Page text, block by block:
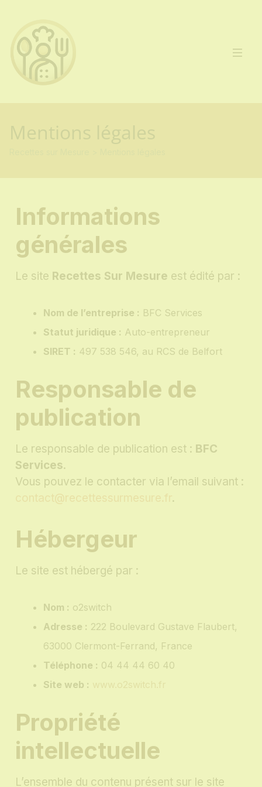
Mentions légales
Informations
générales
Le site Recettes Sur Mesure est édité par :
Nom de l’entreprise : BFC Services
Statut juridique : Auto-entrepreneur
SIRET : 497 538 546, au RCS de Belfort
Responsable de
publication
Le responsable de publication est : BFC
Services.
Vous pouvez le contacter via l’email suivant :
contact@recettessurmesure.fr.
Hébergeur
Le site est hébergé par :
Nom : o2switch
Adresse : 222 Boulevard Gustave Flaubert,
63000 Clermont-Ferrand, France
Téléphone : 04 44 44 60 40
Site web : www.o2switch.fr
Propriété
intellectuelle
L’ensemble du contenu présent sur le site